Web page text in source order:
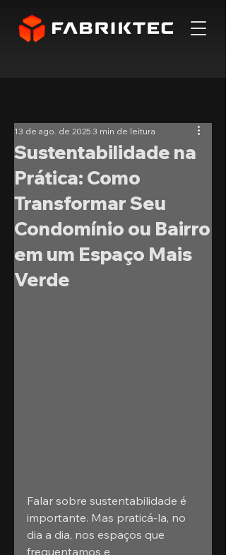
Sustentabilidade na
Prática: Como
Transformar Seu
Condomínio ou Bairro
em um Espaço Mais
Verde
13 de ago. de 2025 3 min de leitura
Falar sobre sustentabilidade é
importante. Mas praticá-la, no
dia a dia, nos espaços que
frequentamos e